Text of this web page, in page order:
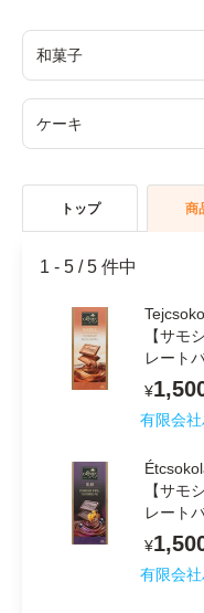
和菓子
ケーキ
トップ 商
1 - 5 /5 件中
【サモ
レート
¥
有限会
【サモ
レート
¥
有限会